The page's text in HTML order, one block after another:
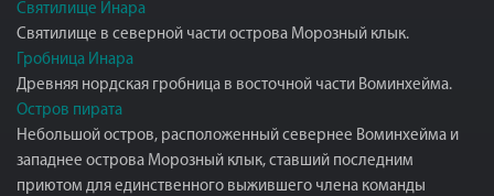
Святилище Инара
Святилище в северной части острова Морозный клык.
Гробница Инара
Древняя нордская гробница в восточной части Воминхейма.
Остров пирата
Небольшой остров, расположенный севернее Воминхейма и
западнее острова Морозный клык, ставший последним
приютом для единственного выжившего члена команды